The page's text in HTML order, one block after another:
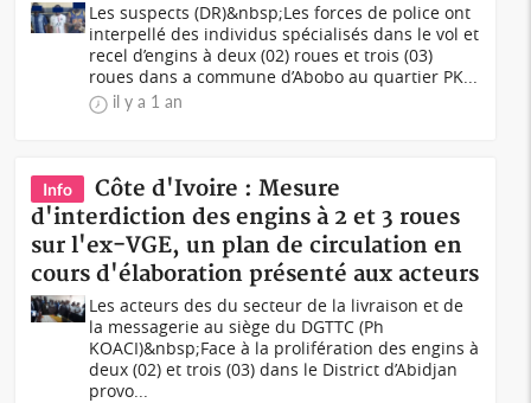
Les suspects (DR)&nbsp;Les forces de police ont
interpellé des individus spécialisés dans le vol et
recel d’engins à deux (02) roues et trois (03)
roues dans a commune d’Abobo au quartier PK...
il y a 1 an
Info
Côte d'Ivoire : Mesure
d'interdiction des engins à 2 et 3 roues
sur l'ex-VGE, un plan de circulation en
cours d'élaboration présenté aux acteurs
Les acteurs des du secteur de la livraison et de
la messagerie au siège du DGTTC (Ph
KOACI)&nbsp;Face à la prolifération des engins à
deux (02) et trois (03) dans le District d’Abidjan
provo...